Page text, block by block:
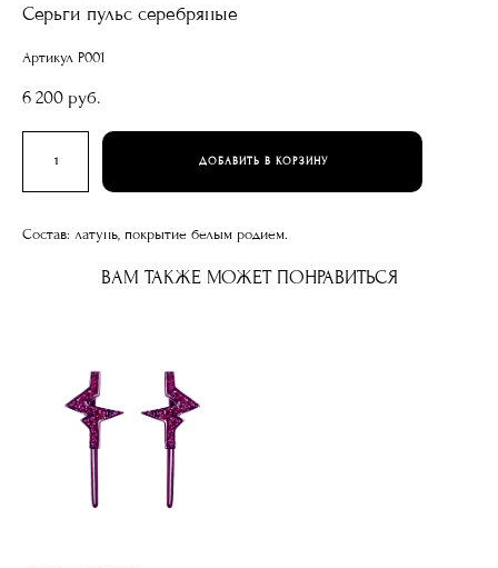
Серьги пульс серебряные
Артикул P001
6 200 pуб.
ДОБАВИТЬ В КОРЗИНУ
Состав: латунь, покрытие белым родием.
ВАМ ТАКЖЕ МОЖЕТ ПОНРАВИТЬСЯ